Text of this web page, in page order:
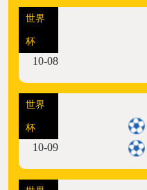
07:00
10-08
世界
杯
07:30
10-09
世界
杯